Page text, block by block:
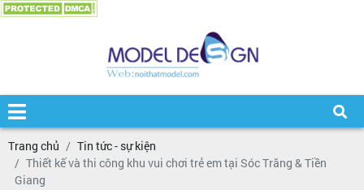
Trang chủ
Tin tức - sự kiện
Thiết kế và thi công khu vui chơi trẻ em tại Sóc Trăng & Tiền
Giang